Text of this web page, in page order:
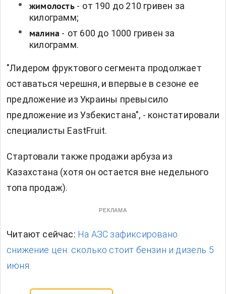
жимолость - от 190 до 210 гривен за
килограмм;
малина - от 600 до 1000 гривен за
килограмм.
"Лидером фруктового сегмента продолжает
оставаться черешня, и впервые в сезоне ее
предложение из Украины превысило
предложение из Узбекистана", - констатировали
специалисты EastFruit.
Стартовали также продажи арбуза из
Казахстана (хотя он остается вне недельного
топа продаж).
РЕКЛАМА
Читают сейчас: На АЗС зафиксировано
снижение цен: сколько стоит бензин и дизель 5
июня.